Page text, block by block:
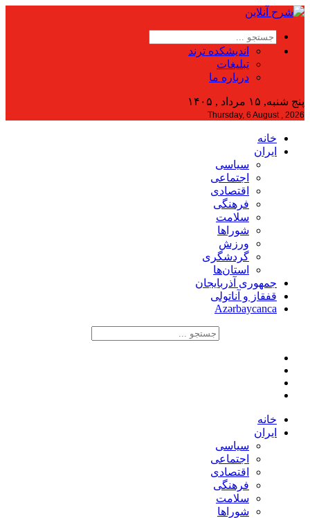
اندیشکده ترند
تبلیغات
درباره ما
پنج شنبه, ۱۵ مرداد , ۱۴۰۵
Thursday, 6 August , 2026
خانه
ایران
سیاسی
اجتماعی
اقتصادی
فرهنگی
سلامت
شوراها
ورزش
گردشگری
استان‌ها
جمهوری آذربایجان
قفقاز و آناتولی
Azərbaycanca
خانه
ایران
سیاسی
اجتماعی
اقتصادی
فرهنگی
سلامت
شوراها